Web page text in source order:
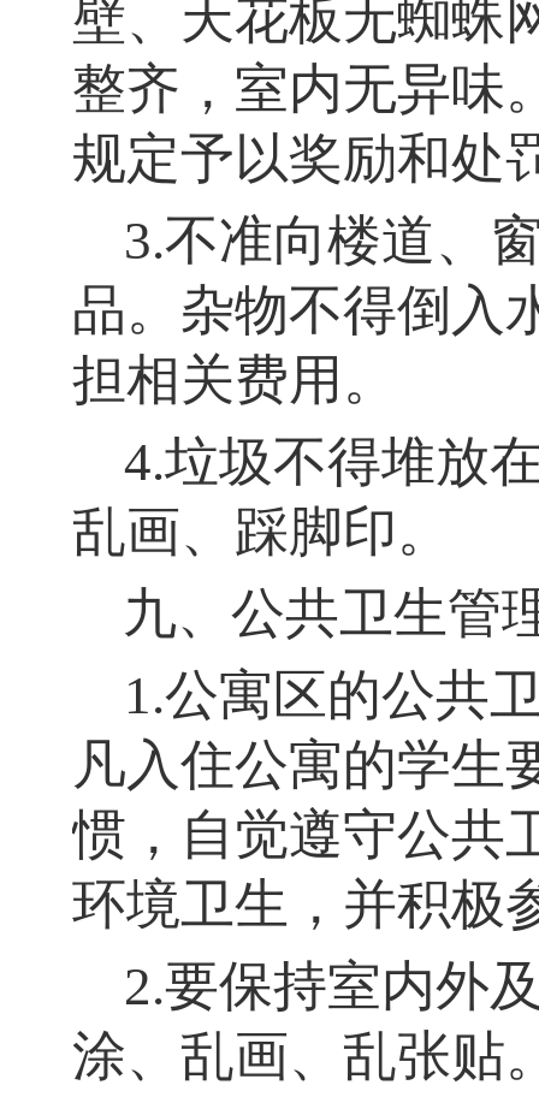
壁、天花板无蜘蛛
整齐，室内无异味
规定予以奖励和处
3.不准向楼道、
品。杂物不得倒入
担相关费用。
4.垃圾不得堆放
乱画、踩脚印。
九、公共卫生管
1.公寓区的公共
凡入住公寓的学生
惯，自觉遵守公共
环境卫生，并积极
2.要保持室内外
涂、乱画、乱张贴